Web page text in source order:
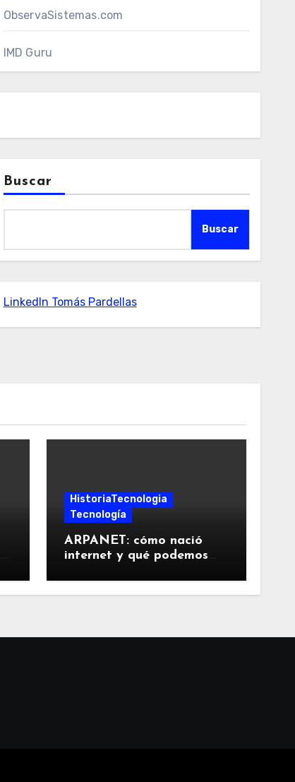
ObservaSistemas.com
IMD Guru
Buscar
Buscar
LinkedIn Tomás Pardellas
HistoriaTecnologia
Tecnología
ARPANET: cómo nació
internet y qué podemos